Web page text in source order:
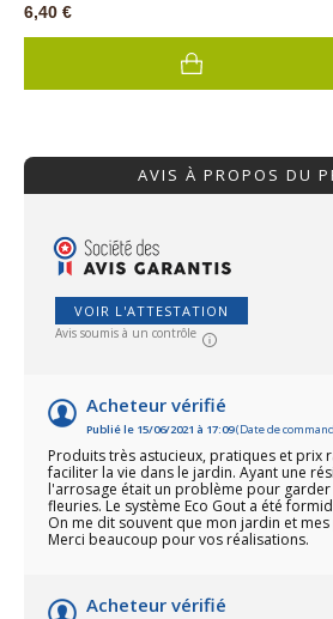
malin, précis et évolutif selon les besoins
6,40 €
AVIS À PROPOS DU
VOIR L'ATTESTATION
Avis soumis à un contrôle
Acheteur vérifié
Publié le 15/06/2021 à 17:09(Date de
Produits très astucieux, pratiques et prix
faciliter la vie dans le jardin. Ayant une
l'arrosage était un problème pour
fleuries. Le système Eco Gout a été
On me dit souvent que mon jardin et
Merci beaucoup pour vos réalisations.
Acheteur vérifié